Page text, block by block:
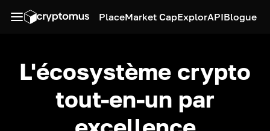
PlaceMarket CapExplorAPIBlogue
L'écosystème crypto
tout-en-un par